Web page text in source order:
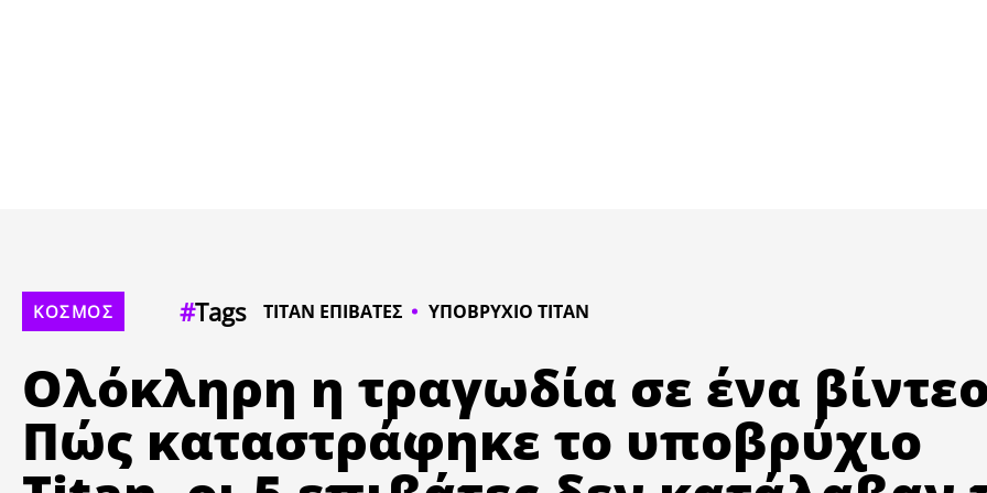
ΚΟΣΜΟΣ #Tags ΤΙΤΑΝ ΕΠΙΒΑΤΕΣ ΥΠΟΒΡΥΧΙΟ TITAN
Ολόκληρη η τραγωδία σε ένα
Πώς καταστράφηκε το υποβρύχιο